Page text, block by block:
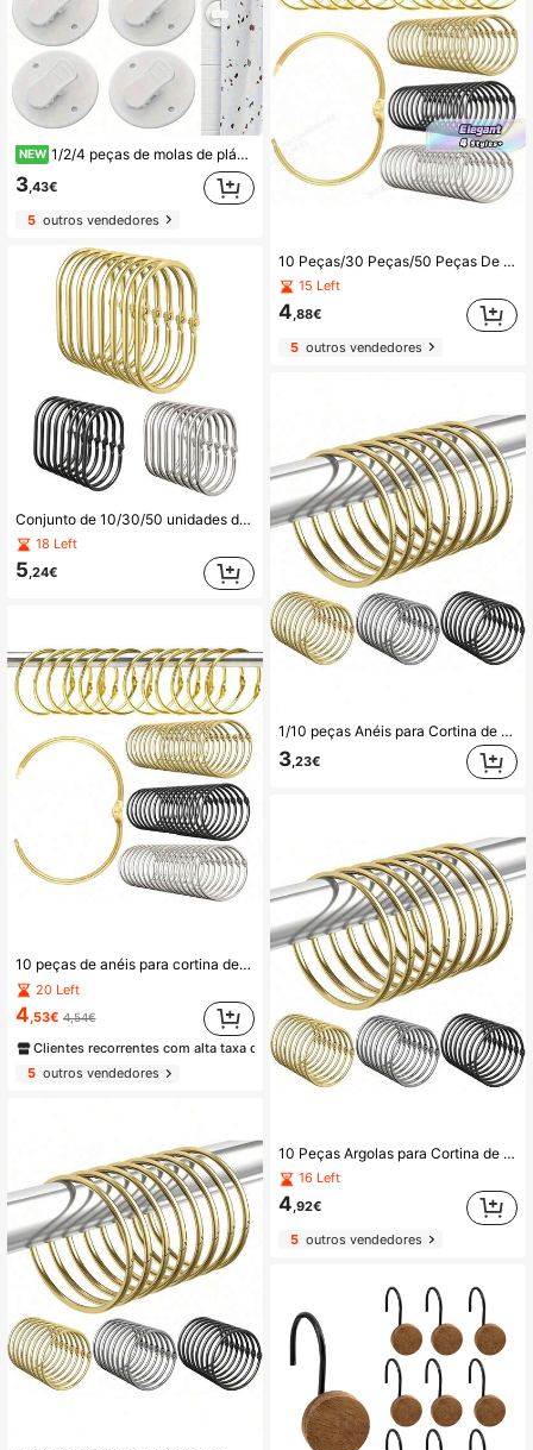
NEW 1/2/4 peças de molas de plástico para cortina de banho, calha de cortina à prova de vento e salpicos para casa de banho, molas de fixação de cortina com ventosa pesada estilo casa, tecido de cortina de banho, molas de peso para cortina
3,43€
5outros vendedores
Conjunto de 10/30/50 unidades de ganchos e argolas ovais decorativos à prova de ferrugem para cortina de chuveiro, argolas de metal para cortina de banheiro, argolas giratórias, preto/dourado/prateado
18 Left
5,24€
10 peças de anéis para cortina de banho à prova de ferrugem, ganchos decorativos redondos para cortina de banho, anéis de metal para cortina de banho, design de folha, diâmetro interior de 2 polegadas (aprox. 5 cm), (dourado, prateado, preto)
20 Left
4,53€ 4,54€
Clientes recorrentes com alta taxa de retorno
5outros vendedores
10 Peças/30 Peças/50 Peças De Argola De Cortina De Chuveiro Em Aço Inoxidável, Gancho De Cortina Decorativo Redondo, Argola De Cortina De Casa De Banho Em Metal, Diâmetro Interno Cerca De 5cm, (Dourado, Prateado, Preto)
15 Left
4,88€
5outros vendedores
1/10 peças Anéis para Cortina de Banho, Ganchos para Cortina de Banho à Prova de Ferrugem, Anéis e Ganchos Decorativos Redondos para Cortina de Banho, Anéis de Metal para Cortina de Banho, Diâmetro Interno de 2 Polegadas (Aprox. 5 cm), (Dourado, Prateado, Preto)
3 ,23€
10 Peças Argolas para Cortina de Duche, Ganchos para Cortina de Duche de Casa de Banho à Prova de Ferrugem, Argolas e Ganchos Decorativos Redondos para Cortina de Duche, Argolas Metálicas para Cortina de Duche, Argola de Folha Solta com Diâmetro Interno de 2 Polegadas (Aprox. 5 Cm), (Dourado, Prateado, Preto)
16 Left
4,92€
5outros vendedores